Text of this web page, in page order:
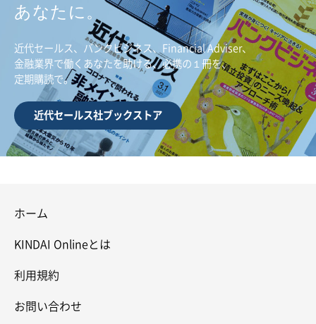
あなたに。
近代セールス、バンクビジネス、Financial Adviser、
金融業界で働くあなたを助ける、必携の１冊を、
定期購読で。
近代セールス社ブックストア
ホーム
KINDAI Onlineとは
利用規約
お問い合わせ